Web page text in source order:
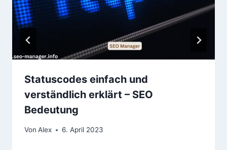
Statuscodes einfach und
verständlich erklärt – SEO
Bedeutung
Von Alex 6. April 2023